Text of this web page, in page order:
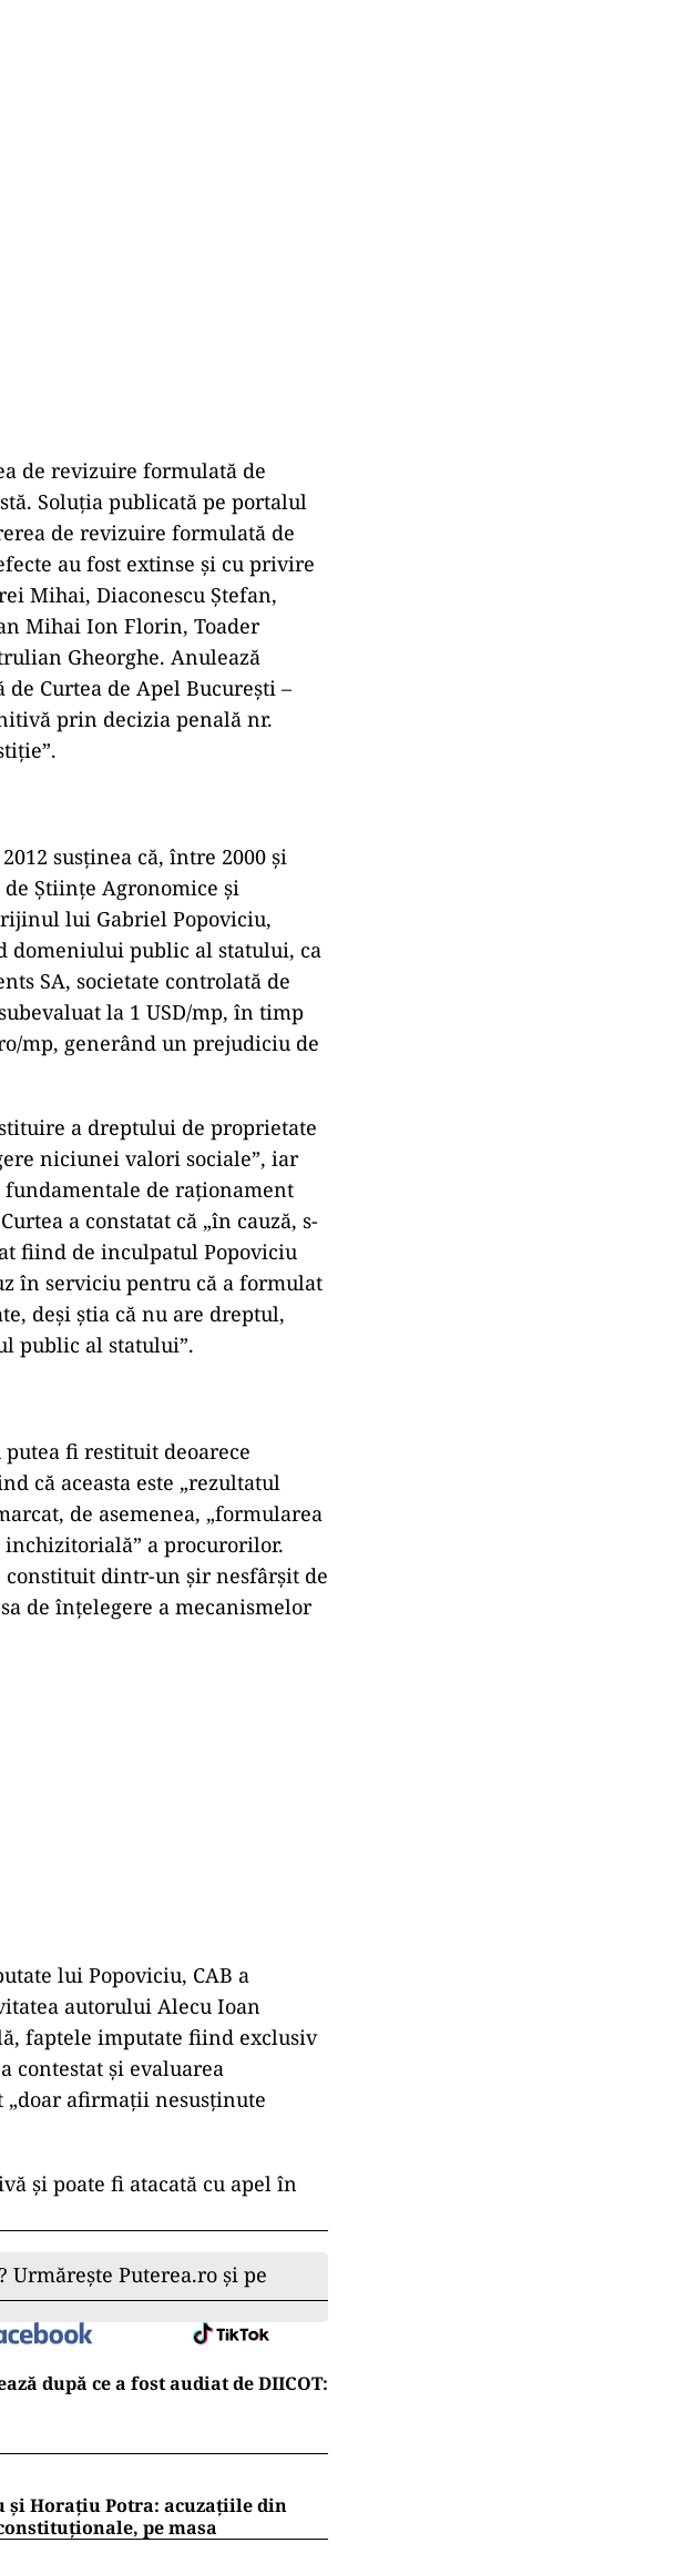
de revizuire formulată de
Soluția publicată pe portalul
de revizuire formulată de
au fost extinse și cu privire
Mihai, Diaconescu Ștefan,
Mihai Ion Florin, Toader
Gheorghe. Anulează
Curtea de Apel București –
prin decizia penală nr.
susținea că, între 2000 și
Științe Agronomice și
lui Gabriel Popoviciu,
domeniului public al statului, ca
SA, societate controlată de
la 1 USD/mp, în timp
mp, generând un prejudiciu de
a dreptului de proprietate
niciunei valori sociale”, iar
de raționament
a constatat că „în cauză, s-
fiind de inculpatul Popoviciu
în serviciu pentru că a formulat
deși știa că nu are dreptul,
public al statului”.
fi restituit deoarece
că aceasta este „rezultatul
de asemenea, „formularea
inchizitorială” a procurorilor.
constituit dintr-un șir nesfârșit de
de înțelegere a mecanismelor
lui Popoviciu, CAB a
autorului Alecu Ioan
faptele imputate fiind exclusiv
contestat și evaluarea
„doar afirmații nesusținute
și poate fi atacată cu apel în
Puterea.ro și pe
după ce a fost audiat de DIICOT:
și Horațiu Potra: acuzațiile din
pe masa